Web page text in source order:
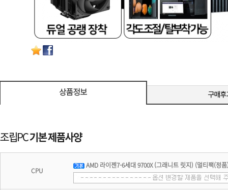
CPU
AMD 라이젠7-6세대 9700X (그래니트 릿지) (멀티팩(정